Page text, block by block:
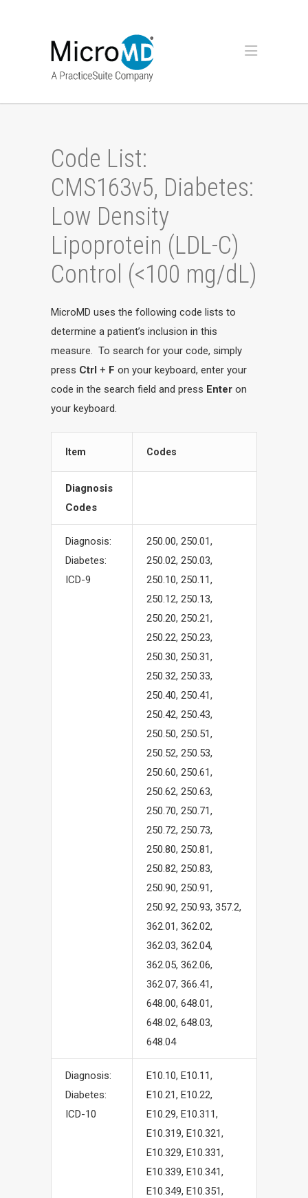
Code List:
CMS163v5, Diabetes:
Low Density
Lipoprotein (LDL-C)
Control (<100 mg/dL)
MicroMD uses the following code lists to
determine a patient’s inclusion in this
measure. To search for your code, simply
press Ctrl + F on your keyboard, enter your
code in the search field and press Enter on
your keyboard.
Item Codes
Diagnosis
Codes
Diagnosis:
Diabetes:
ICD-9
250.00, 250.01,
250.02, 250.03,
250.10, 250.11,
250.12, 250.13,
250.20, 250.21,
250.22, 250.23,
250.30, 250.31,
250.32, 250.33,
250.40, 250.41,
250.42, 250.43,
250.50, 250.51,
250.52, 250.53,
250.60, 250.61,
250.62, 250.63,
250.70, 250.71,
250.72, 250.73,
250.80, 250.81,
250.82, 250.83,
250.90, 250.91,
250.92, 250.93, 357.2,
362.01, 362.02,
362.03, 362.04,
362.05, 362.06,
362.07, 366.41,
648.00, 648.01,
648.02, 648.03,
648.04
Diagnosis:
Diabetes:
ICD-10
E10.10, E10.11,
E10.21, E10.22,
E10.29, E10.311,
E10.319, E10.321,
E10.329, E10.331,
E10.339, E10.341,
E10.349, E10.351,